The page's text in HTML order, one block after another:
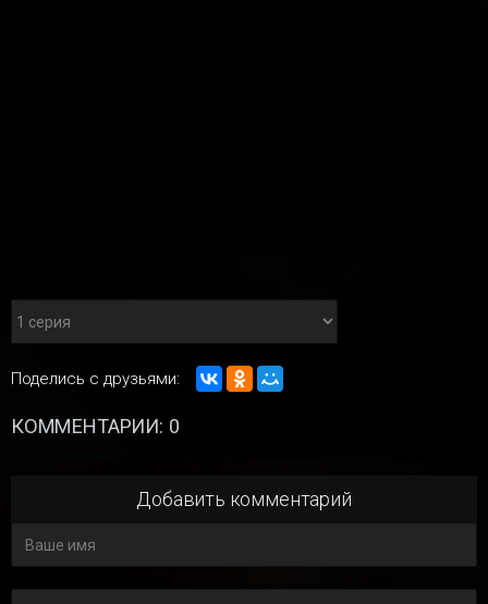
Поделись с друзьями:
КОММЕНТАРИИ: 0
Добавить комментарий